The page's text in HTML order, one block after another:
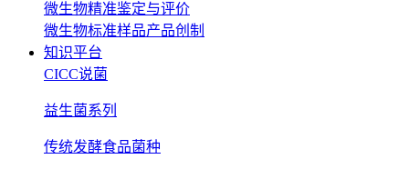
微生物精准鉴定与评价
微生物标准样品产品创制
知识平台
CICC说菌
益生菌系列
传统发酵食品菌种